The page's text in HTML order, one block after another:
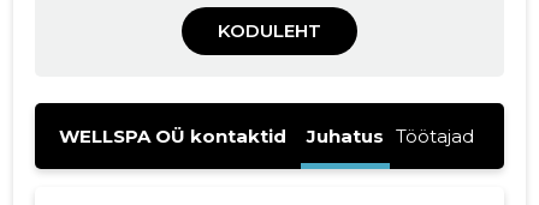
KODULEHT
WELLSPA OÜ kontaktid Juhatus Töötajad